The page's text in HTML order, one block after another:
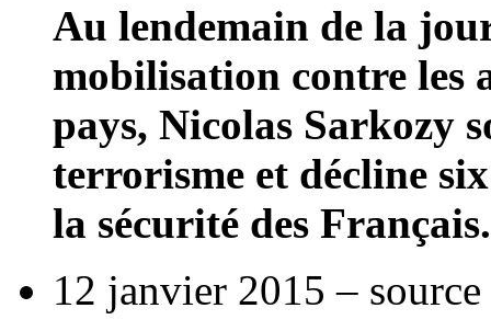
Au lendemain de la
mobilisation contre les
pays, Nicolas Sarkozy
terrorisme et décline
la sécurité des Français.
12 janvier 2015 – source